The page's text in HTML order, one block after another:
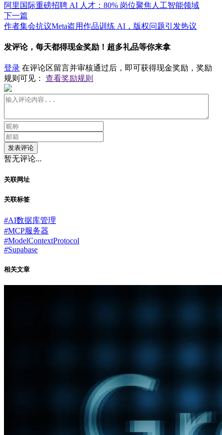
​阿里国际重磅招聘 AI 人才：80% 岗位聚焦人工智能领域
下一篇
作者集会抗议Meta盗用作品训练 AI，版权问题引发热议
发评论，每天都得现金奖励！超多礼品等你来拿
登录 在评论区留言并审核通过后，即可获得现金奖励，奖励
规则可见： 查看奖励规则
发表评论
暂无评论...
关联网址
关联标签
#AI数据库管理
#MCP服务器
#ModelContextProtocol
#Supabase
相关文章